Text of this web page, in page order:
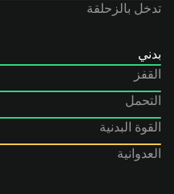
تدخل بالزحلقة
بدني
القفز
التحمل
القوة البدنية
العدوانية